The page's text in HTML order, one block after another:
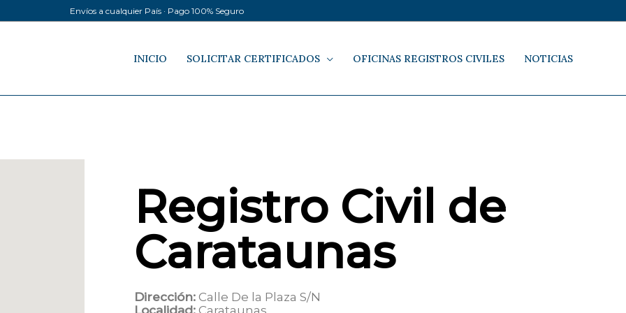
Envíos a cualquier País · Pago 100% Seguro
INICIO SOLICITAR CERTIFICADOS OFICINAS REGISTROS CIVILES NOTICIAS
Registro Civil de
Carataunas
Dirección: Calle De la Plaza S/N
Localidad: Carataunas